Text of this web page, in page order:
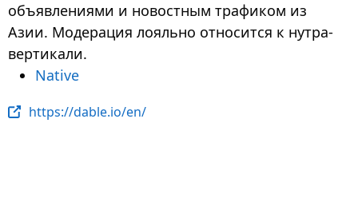
объявлениями и новостным трафиком из
Азии. Модерация лояльно относится к нутра-
вертикали.
Native
https://dable.io/en/